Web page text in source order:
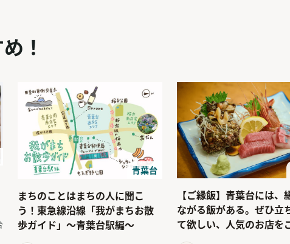
！
青葉台
まちのことはまちの人に聞こ
う！東急線沿線「我がまちお散
歩ガイド」〜青葉台駅編〜
【ご縁飯】青葉台には、
ながる飯がある。ぜひ立
て欲しい、人気のお店を